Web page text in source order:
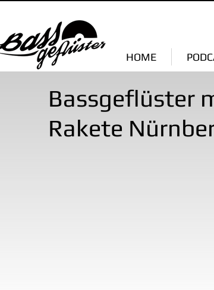
HOME
Bassgeflüster
Rakete